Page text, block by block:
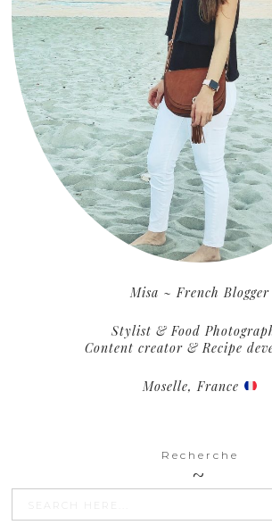
Misa ~ French Blogger
Stylist & Food
Content creator & Recipe
Moselle, France
Recherche
Search